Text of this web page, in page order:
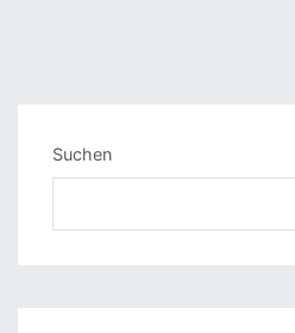
Suchen